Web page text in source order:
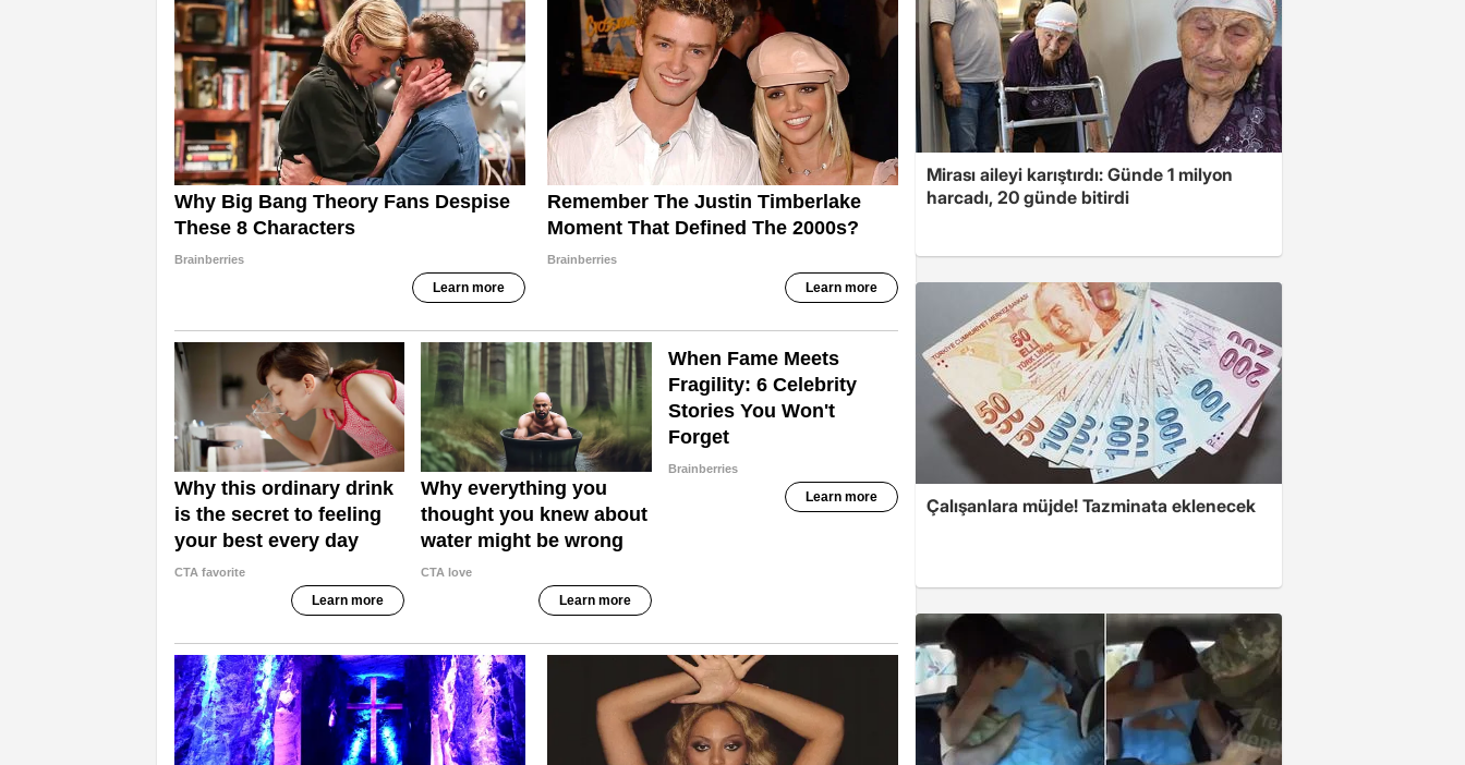
Mirası aileyi karıştırdı: Günde 1 milyon
harcadı, 20 günde bitirdi
Çalışanlara müjde! Tazminata eklenecek